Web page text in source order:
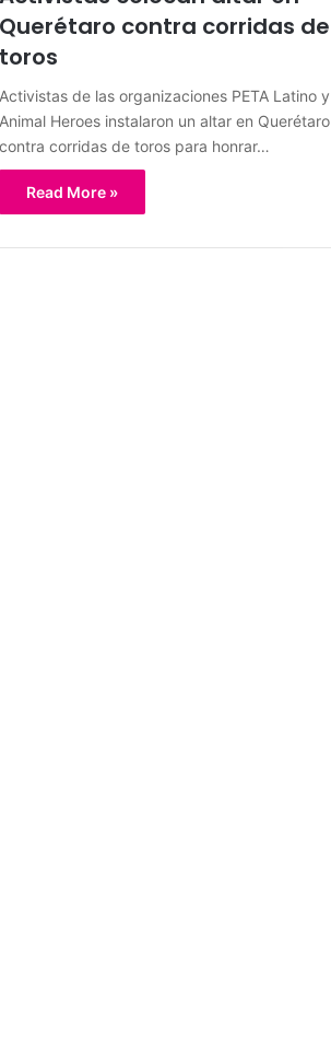
Querétaro contra corridas de
toros
Activistas de las organizaciones PETA Latino y
Animal Heroes instalaron un altar en Querétaro
contra corridas de toros para honrar…
Read More »